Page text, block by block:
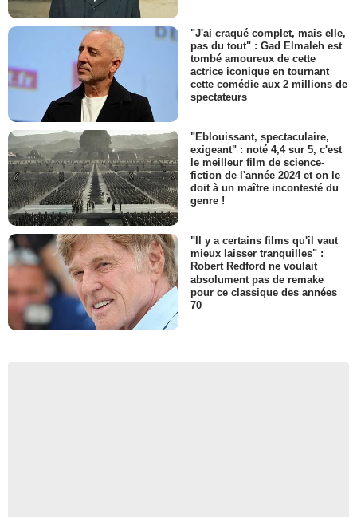
"J'ai craqué complet, mais elle,
pas du tout" : Gad Elmaleh est
tombé amoureux de cette
actrice iconique en tournant
cette comédie aux 2 millions de
spectateurs
"Eblouissant, spectaculaire,
exigeant" : noté 4,4 sur 5, c'est
le meilleur film de science-
fiction de l'année 2024 et on le
doit à un maître incontesté du
genre !
"Il y a certains films qu'il vaut
mieux laisser tranquilles" :
Robert Redford ne voulait
absolument pas de remake
pour ce classique des années
70